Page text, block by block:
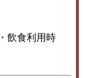
飲食利用時